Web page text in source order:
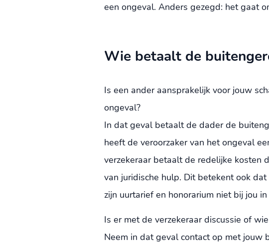
een ongeval. Anders gezegd: het gaat
Wie betaalt de
Is een ander aansprakelijk voor jouw
ongeval?
In dat geval betaalt de dader de
heeft de veroorzaker van het ongeval
verzekeraar betaalt de redelijke kosten
van juridische hulp. Dit betekent ook
zijn uurtarief en honorarium niet bij jou
Is er met de verzekeraar discussie of
Neem in dat geval contact op met jouw